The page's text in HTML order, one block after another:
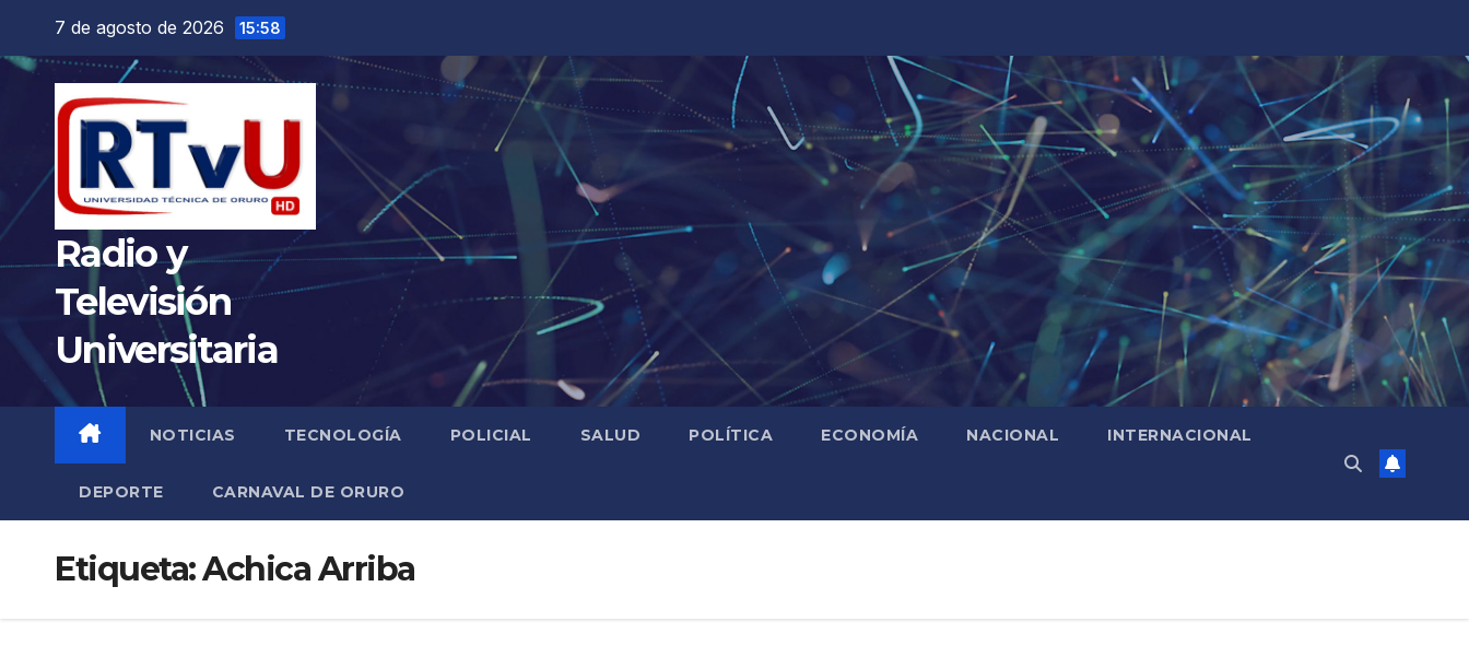
contenido
7 de agosto de 2026 15:58
Radio y
Televisión
Universitaria
NOTICIAS TECNOLOGÍA POLICIAL SALUD POLÍTICA ECONOMÍA NACIONAL INTERNACIONAL
DEPORTE CARNAVAL DE ORURO
Etiqueta:Achica Arriba